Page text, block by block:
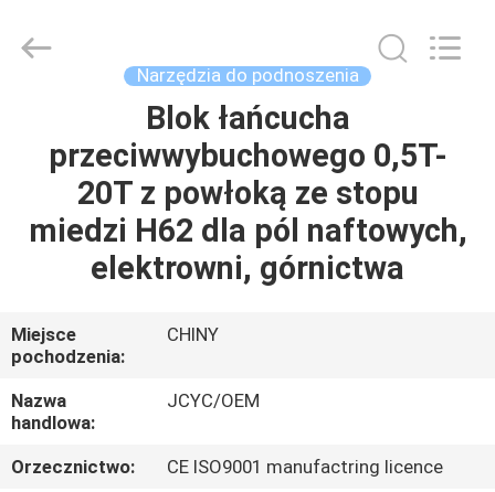
PRODUKTY
WYCIECZKA
PO
FABRYCE
Machinery
Narzędzia do podnoszenia
Blok łańcucha
przeciwwybuchowego 0,5T-
20T z powłoką ze stopu
miedzi H62 dla pól naftowych,
elektrowni, górnictwa
Miejsce
pochodzenia:
CHINY
Nazwa
handlowa:
JCYC/OEM
Orzecznictwo:
CE ISO9001 manufactring licence